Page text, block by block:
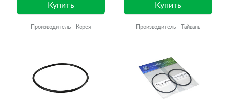
Купить
Производитель - Корея
Купить
Производитель - Тайвань